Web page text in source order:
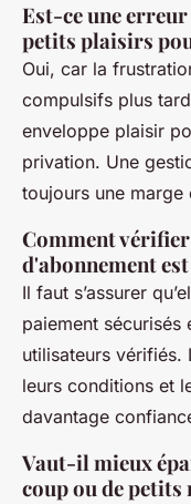
Est-ce une
petits plaisirs
Oui, car la
compulsifs plus
enveloppe plaisir
privation. Une
toujours une
Comment
d'abonnement
Il faut s’assurer
paiement sécurisés
utilisateurs vérifiés.
leurs conditions et
davantage
Vaut-il mieux
coup ou de petits